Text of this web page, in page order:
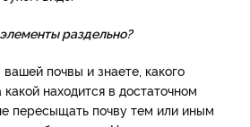
раздельно?
почвы и знаете, какого
находится в достаточном
пересыщать почву тем или иным